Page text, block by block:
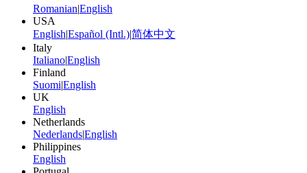
Romanian|English
USA
English|Español (Intl.)|简体中文
Italy
Italiano|English
Finland
Suomi|English
UK
English
Netherlands
Nederlands|English
Philippines
English